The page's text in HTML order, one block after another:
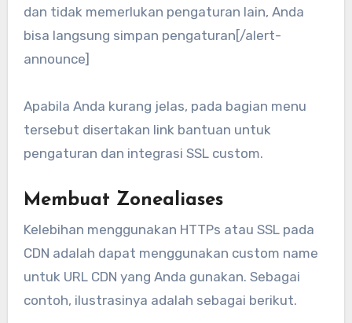
dan tidak memerlukan pengaturan lain, Anda
bisa langsung simpan pengaturan[/alert-
announce]
Apabila Anda kurang jelas, pada bagian menu
tersebut disertakan link bantuan untuk
pengaturan dan integrasi SSL custom.
Membuat Zonealiases
Kelebihan menggunakan HTTPs atau SSL pada
CDN adalah dapat menggunakan custom name
untuk URL CDN yang Anda gunakan. Sebagai
contoh, ilustrasinya adalah sebagai berikut.